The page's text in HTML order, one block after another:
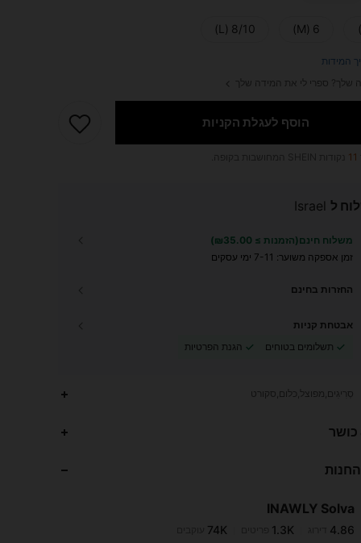
6 (M)
8/10 (L)
המידות
שלך? ספרי לי את המידה שלך
הוסף לעגלת הקניות
11
ל Israel
משלוח חינם(הזמנות ≥ ₪35.00)
זמן אספקה ​​משוער: 7-11 ימי עסקים
החזרות בחינם
אבטחת קניות
תשלומים בטוחים
הגנת הפרטיות
סְרִיגִים,מפוצל,כלום,סקורט
כושר
INAWLY Solva
4.86
4.86
4.86
1.3K
74K
שילם לפני יום אחד